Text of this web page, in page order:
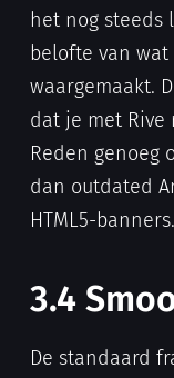
het nog steeds
belofte van
waargemaakt.
dat je met Rive
Reden genoeg
dan outdated
HTML5-banners.
3.4
De standaard